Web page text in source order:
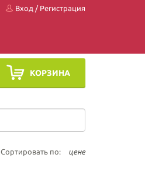
Вход / Регистрация
КОРЗИНА
Сортировать по: цене